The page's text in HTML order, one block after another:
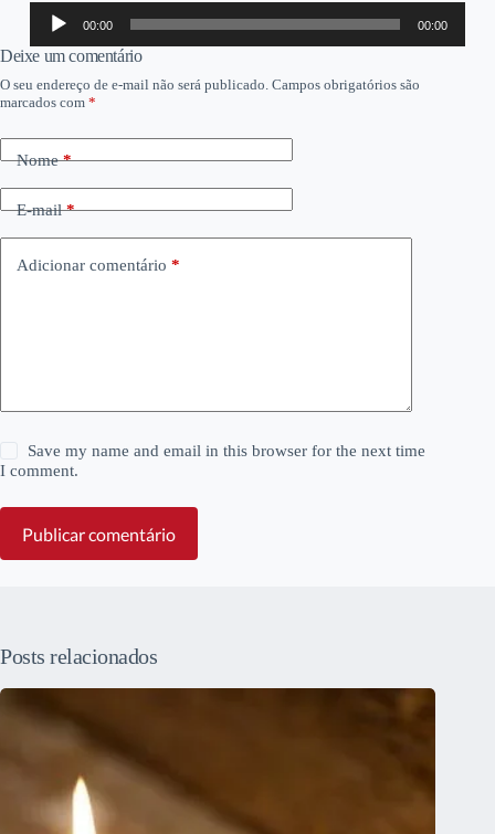
Tocador
áudio
00:00 00:00
Deixe um comentário
O seu endereço de e-mail não será publicado. Campos obrigatórios são
marcados com *
Nome*
E-mail*
Adicionar comentário *
Save my name and email in this browser for the next time
I comment.
Publicar comentário
Posts relacionados